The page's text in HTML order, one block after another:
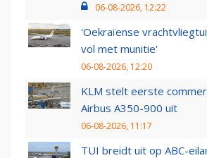
06-08-2026, 12:22
'Oekraïense
vol met munitie'
06-08-2026, 12:20
KLM stelt eerste
Airbus A350-900 uit
06-08-2026, 11:17
TUI breidt uit op ABC-